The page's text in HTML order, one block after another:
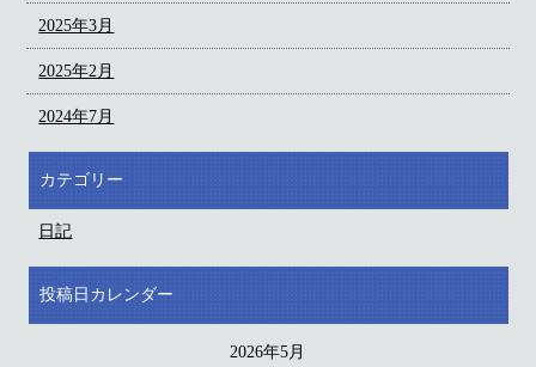
2025年3月
2025年2月
2024年7月
カテゴリー
日記
投稿日カレンダー
2026年5月